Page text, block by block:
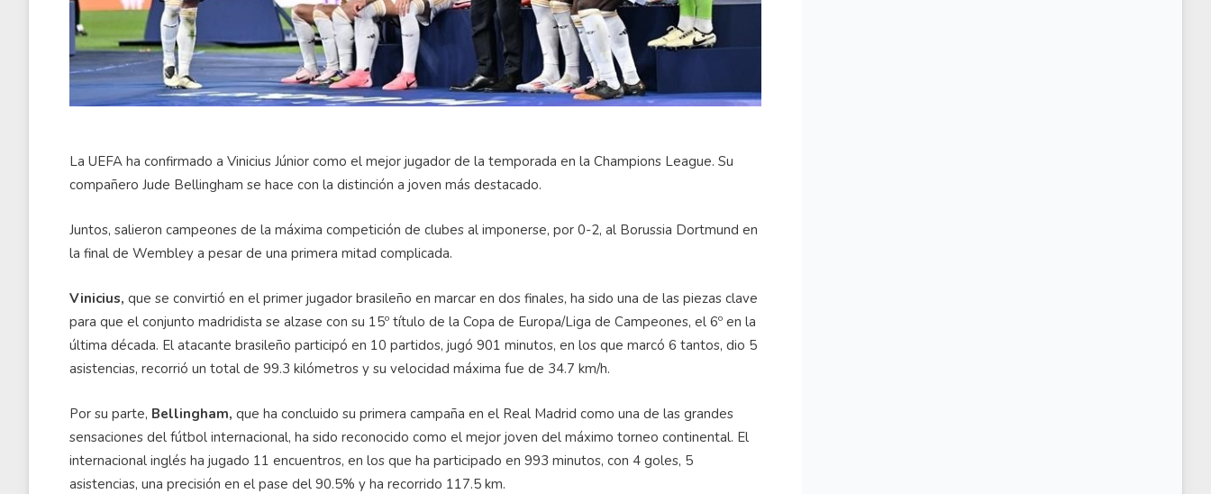
La UEFA ha confirmado a Vinicius Júnior como el mejor jugador de la temporada en la Champions League. Su
compañero Jude Bellingham se hace con la distinción a joven más destacado.
Juntos, salieron campeones de la máxima competición de clubes al imponerse, por 0-2, al Borussia Dortmund en
la final de Wembley a pesar de una primera mitad complicada.
Vinicius, que se convirtió en el primer jugador brasileño en marcar en dos finales, ha sido una de las piezas clave
para que el conjunto madridista se alzase con su 15º título de la Copa de Europa/Liga de Campeones, el 6º en la
última década. El atacante brasileño participó en 10 partidos, jugó 901 minutos, en los que marcó 6 tantos, dio 5
asistencias, recorrió un total de 99.3 kilómetros y su velocidad máxima fue de 34.7 km/h.
Por su parte, Bellingham, que ha concluido su primera campaña en el Real Madrid como una de las grandes
sensaciones del fútbol internacional, ha sido reconocido como el mejor joven del máximo torneo continental. El
internacional inglés ha jugado 11 encuentros, en los que ha participado en 993 minutos, con 4 goles, 5
asistencias, una precisión en el pase del 90.5% y ha recorrido 117.5 km.